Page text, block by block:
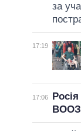
за
17:19
17:06
ВООЗ